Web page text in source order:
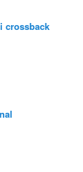
crossback